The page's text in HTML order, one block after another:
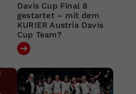
Davis Cup Final 8
gestartet – mit dem
KURIER Austria Davis
Cup Team?